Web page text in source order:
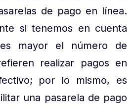
de pago en línea.
si tenemos en cuenta
mayor el número de
realizar pagos en
por lo mismo, es
una pasarela de pago